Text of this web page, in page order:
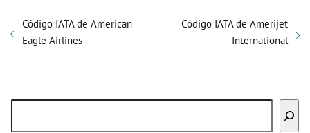
Código IATA de American
Eagle Airlines
Código IATA de Amerijet
International